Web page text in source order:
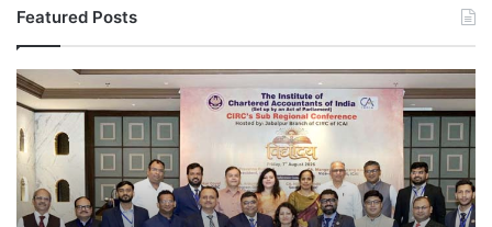
Featured Posts
टैक्स
और
कंपनी
ऑडिट
के
नए
प्रावधानों